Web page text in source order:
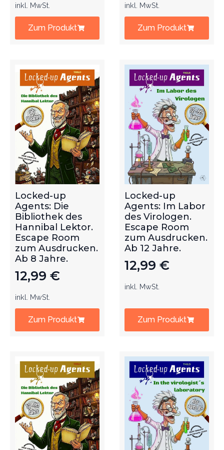
inkl. MwSt.
Zum Produkt
inkl. MwSt.
Zum Produkt
Locked-up
Agents: Die
Bibliothek des
Hannibal Lektor.
Escape Room
zum Ausdrucken.
Ab 8 Jahre.
12,99 €
inkl. MwSt.
Zum Produkt
Locked-up
Agents: Im Labor
des Virologen.
Escape Room
zum Ausdrucken.
Ab 12 Jahre.
12,99 €
inkl. MwSt.
Zum Produkt